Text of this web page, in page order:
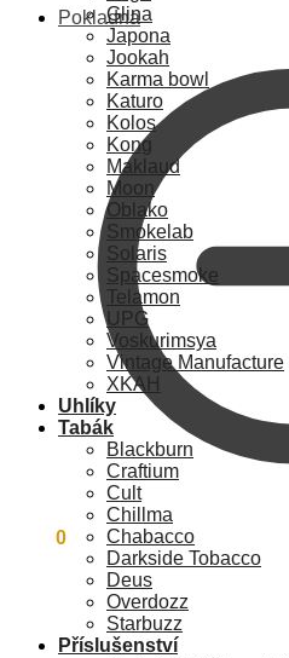
Pokladna
0
Glina
Japona
Jookah
Karma bowl
Katuro
Kolos
Kong
Maklaud
Moon
Oblako
Smokelab
Solaris
Spacesmoke
Telamon
UPG
Voskurimsya
Vintage Manufacture
XKAH
Uhlíky
Tabák
Blackburn
Craftium
Cult
Chillma
Chabacco
Darkside Tobacco
Deus
Overdozz
Starbuzz
Příslušenství